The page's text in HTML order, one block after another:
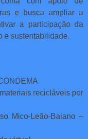
e busca ampliar a
a participação da
e sustentabilidade.
recicláveis por
Mico-Leão-Baiano –